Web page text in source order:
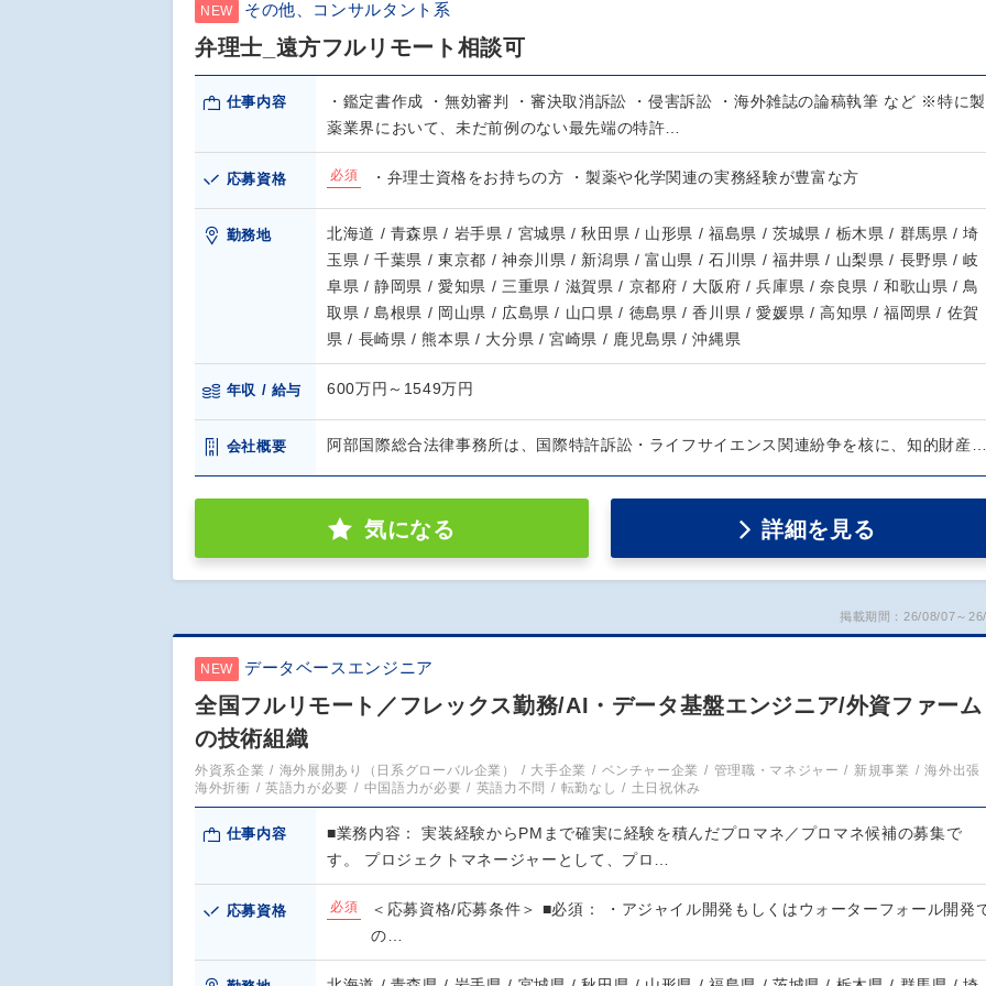
NEW その他、コンサルタント系
弁理士_遠方フルリモート相談可
仕事内容
・鑑定書作成 ・無効審判 ・審決取消訴訟 ・侵害訴訟 ・海外雑誌の論稿執筆 など ※特に製
薬業界において、未だ前例のない最先端の特許…
応募資格 必須 ・弁理士資格をお持ちの方 ・製薬や化学関連の実務経験が豊富な方
勤務地
北海道 / 青森県 / 岩手県 / 宮城県 / 秋田県 / 山形県 / 福島県 / 茨城県 / 栃木県 / 群馬県 / 埼
玉県 / 千葉県 / 東京都 / 神奈川県 / 新潟県 / 富山県 / 石川県 / 福井県 / 山梨県 / 長野県 / 岐
阜県 / 静岡県 / 愛知県 / 三重県 / 滋賀県 / 京都府 / 大阪府 / 兵庫県 / 奈良県 / 和歌山県 / 鳥
取県 / 島根県 / 岡山県 / 広島県 / 山口県 / 徳島県 / 香川県 / 愛媛県 / 高知県 / 福岡県 / 佐賀
県 / 長崎県 / 熊本県 / 大分県 / 宮崎県 / 鹿児島県 / 沖縄県
年収 / 給与 600万円～1549万円
会社概要 阿部国際総合法律事務所は、国際特許訴訟・ライフサイエンス関連紛争を核に、知的財産
気になる 詳細を見る
掲載期間：26/08/07～
NEW データベースエンジニア
全国フルリモート／フレックス勤務/AI・データ基盤エンジニア/外資ファーム
の技術組織
外資系企業 海外展開あり（日系グローバル企業） 大手企業 ベンチャー企業 管理職・マネジャー 新規事業
海外出張
海外折衝
英語力が必要 中国語力が必要 英語力不問 転勤なし 土日祝休み
仕事内容
■業務内容： 実装経験からPMまで確実に経験を積んだプロマネ／プロマネ候補の募集で
す。 プロジェクトマネージャーとして、プロ…
応募資格 必須
＜応募資格/応募条件＞ ■必須： ・アジャイル開発もしくはウォーターフォール開発
の…